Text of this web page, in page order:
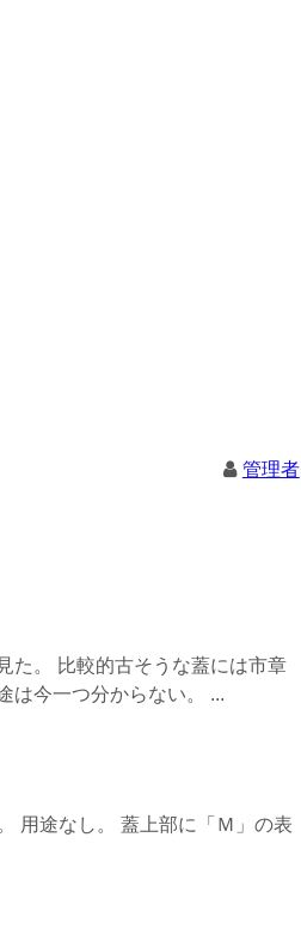
管理者
た。 比較的古そうな蓋には市章
は今一つ分からない。 ...
用途なし。 蓋上部に「Ｍ」の表